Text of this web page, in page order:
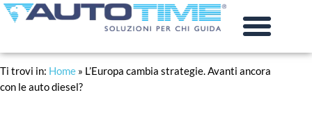
Ti trovi in: Home » L’Europa cambia strategie. Avanti ancora
con le auto diesel?